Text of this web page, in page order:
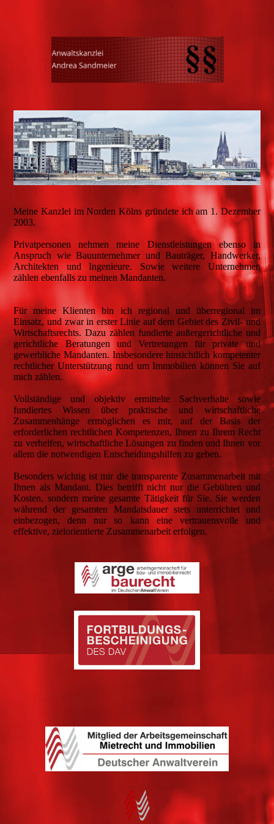
Meine Kanzlei im Norden Kölns gründete ich am 1. Dezember
2003.
Privatpersonen nehmen meine Dienstleistungen ebenso in
Anspruch wie Bauunternehmer und Bauträger, Handwerker,
Architekten und Ingenieure. Sowie weitere Unternehmen
zählen ebenfalls zu meinen Mandanten.
Für meine Klienten bin ich regional und überregional im
Einsatz, und zwar in erster Linie auf dem Gebiet des Zivil- und
Wirtschaftsrechts. Dazu zählen fundierte außergerichtliche und
gerichtliche Beratungen und Vertretungen für private und
gewerbliche Mandanten. Insbesondere hinsichtlich kompetenter
rechtlicher Unterstützung rund um Immobilien können Sie auf
mich zählen.
Vollständige und objektiv ermittelte Sachverhalte sowie
fundiertes Wissen über praktische und wirtschaftliche
Zusammenhänge ermöglichen es mir, auf der Basis der
erforderlichen rechtlichen Kompetenzen, Ihnen zu Ihrem Recht
zu verhelfen, wirtschaftliche Lösungen zu finden und Ihnen vor
allem die notwendigen Entscheidungshilfen zu geben.
Besonders wichtig ist mir die transparente Zusammenarbeit mit
Ihnen als Mandant. Dies betrifft nicht nur die Gebühren und
Kosten, sondern meine gesamte Tätigkeit für Sie. Sie werden
während der gesamten Mandatsdauer stets unterrichtet und
einbezogen, denn nur so kann eine vertrauensvolle und
effektive, zielorientierte Zusammenarbeit erfolgen.